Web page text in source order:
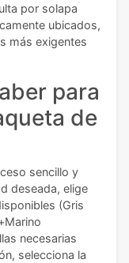
por solapa
ubicados,
más exigentes
para
de
sencillo y
deseada, elige
(Gris
necesarias
selecciona la